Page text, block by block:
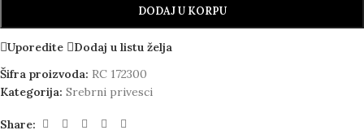
DODAJ U KORPU
Uporedite
Dodaj u listu želja
Šifra proizvoda: RC 172300
Kategorija: Srebrni privesci
Share: